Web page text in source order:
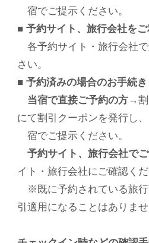
宿でご提示ください。
■ 予約サイト、旅行会社を
各予約サイト・旅行会社
さい。
■ 予約済みの場合のお手続き
当宿で直接ご予約の方→割
にて割引クーポンを発行し、
宿でご提示ください。
予約サイト、旅行会社で
イト・旅行会社にご確認くだ
※既に予約されている旅行
引適用になることはありませ